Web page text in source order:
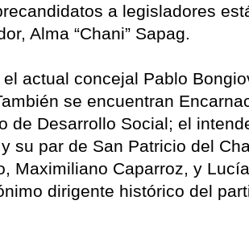
a legisladores
Alma “Chani” Sapag.
actual concejal Pablo
se encuentran
de Desarrollo Social; el
su par de San Patricio del
Maximiliano Caparroz, y
dirigente histórico del